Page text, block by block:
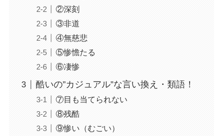
②深刻
③非道
④無慈悲
⑤惨憺たる
⑥凄惨
酷いの”カジュアル”な言い換え・類語！
⑦目も当てられない
⑧残酷
⑨惨い（むごい）